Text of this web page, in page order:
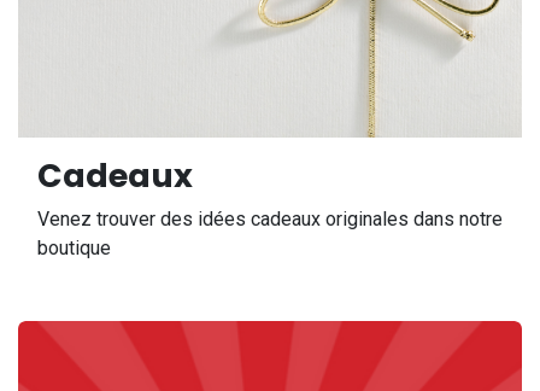
Cadeaux
Venez trouver des idées cadeaux originales dans notre
boutique